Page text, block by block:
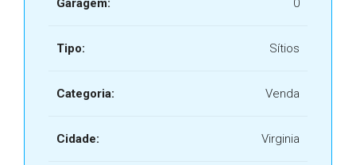
Garagem: 0
Tipo: Sítios
Categoria: Venda
Cidade: Virginia